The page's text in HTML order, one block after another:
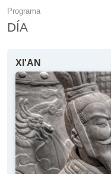
Programa
DÍA
XI'AN